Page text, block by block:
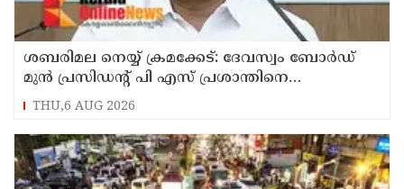
ശബരിമല നെയ്യ് ക്രമക്കേട്: ദേവസ്വം ബോര്‍ഡ്
മുന്‍ പ്രസിഡന്റ് പി എസ് പ്രശാന്തിനെ
പ്രതിയാക്കും: ദേവസ്വം വിജിലന്‍സ്
THU,6 AUG 2026